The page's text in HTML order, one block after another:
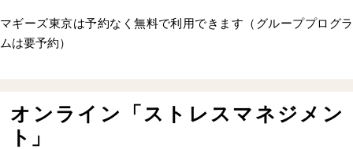
マギーズ東京は予約なく無料で利用できます（グループプログラ
ムは要予約）
オンライン「ストレスマネジメント」
オンライン「ストレスマネジメン
ト」